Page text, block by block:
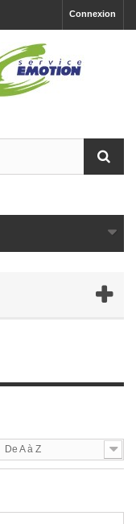
Connexion
De A à Z